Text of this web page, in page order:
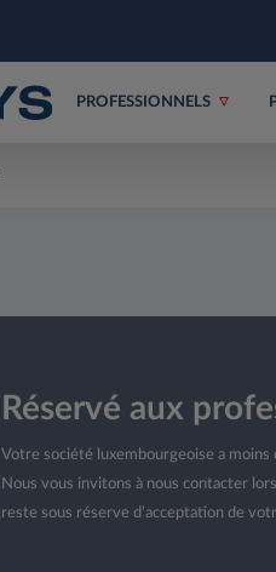
PROFESSIONNELS
Réservé aux
Votre société luxembourgeoise a moins
Nous vous invitons à nous contacter
reste sous réserve d’acceptation de